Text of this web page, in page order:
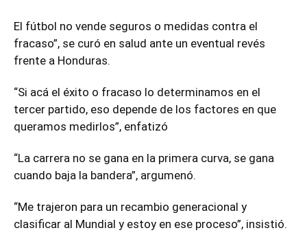
El fútbol no vende seguros o medidas contra el
fracaso”, se curó en salud ante un eventual revés
frente a Honduras.
“Si acá el éxito o fracaso lo determinamos en el
tercer partido, eso depende de los factores en que
queramos medirlos”, enfatizó
“La carrera no se gana en la primera curva, se gana
cuando baja la bandera”, argumenó.
“Me trajeron para un recambio generacional y
clasificar al Mundial y estoy en ese proceso”, insistió.